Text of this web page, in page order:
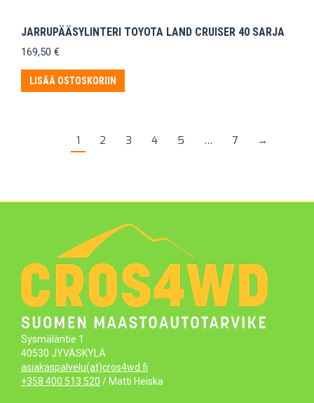
JARRUPÄÄSYLINTERI TOYOTA LAND CRUISER 40 SARJA
169,50 €
LISÄÄ OSTOSKORIIN
1 2 3 4 5 … 7 →
Sysmäläntie 1
40530 JYVÄSKYLÄ
asiakaspalvelu(at)cros4wd.fi
+358 400 513 520 / Matti Heiska